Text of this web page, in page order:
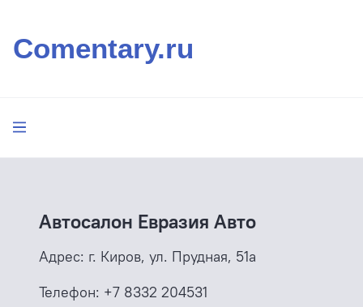
Comentary.ru
Автосалон Евразия Авто
Адрес: г. Киров, ул. Прудная, 51а
Телефон: +7 8332 204531